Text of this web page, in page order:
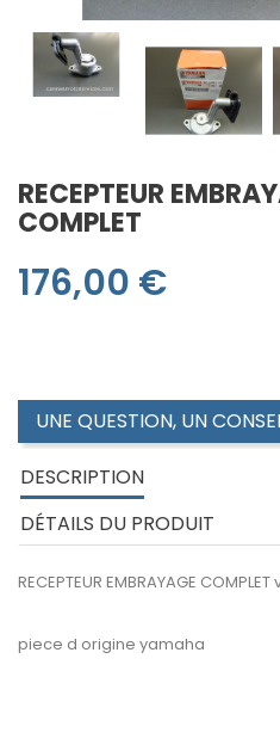
RECEPTEUR
COMPLET
176,00 €
UNE QUESTION, UN
DESCRIPTION
DÉTAILS DU PRODUIT
RECEPTEUR EMBRAYAGE
piece d origine yamaha